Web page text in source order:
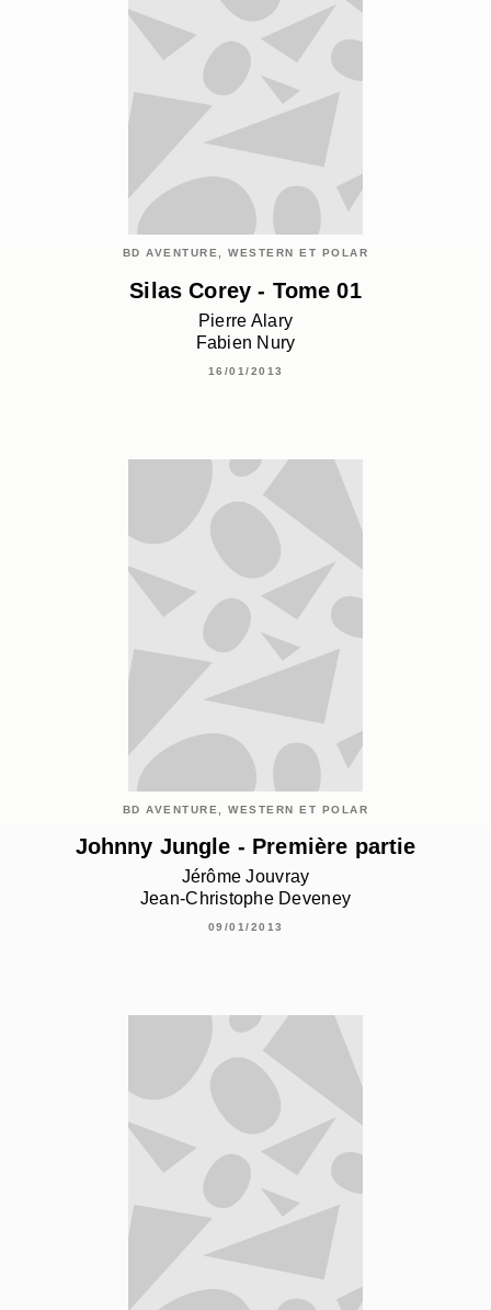
BD AVENTURE, WESTERN ET POLAR
Silas Corey - Tome 01
Pierre Alary
Fabien Nury
16/01/2013
BD AVENTURE, WESTERN ET POLAR
Johnny Jungle - Première partie
Jérôme Jouvray
Jean-Christophe Deveney
09/01/2013